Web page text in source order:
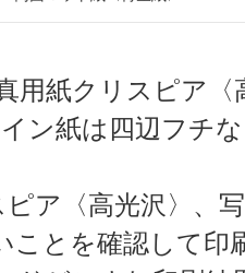
用紙クリスピア
ン紙は四辺フチ
ピア〈高光沢〉、
ことを確認して印